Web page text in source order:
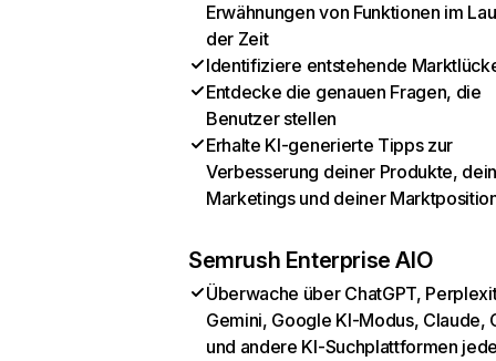
Erwähnungen von Funktionen im
der Zeit
Identifiziere entstehende
Entdecke die genauen Fragen, die
Benutzer stellen
Erhalte KI-generierte Tipps zur
Verbesserung deiner Produkte,
Marketings und deiner
Semrush Enterprise AIO
Überwache über ChatGPT,
Gemini, Google KI-Modus, Claude,
und andere KI-Suchplattformen